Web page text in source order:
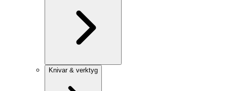
Knivar & verktyg